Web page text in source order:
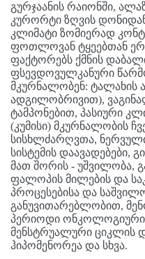
გურჯაანის რაიონში,
კურორტი ზღვის
კლიმატი ზომიერად
ფოთლოვან ტყეებთან
ფაქტორებს ქმნის
ფსევდოვულკანური
მკურნალობენ: ტალახის
ადგილობრივით),
ტამპონებით, პასიური
(კუმისი) მკურნალობის
სისხლძარღვთა,
სისტემის დაავადებები,
მათ შორის - უშვილობა,
ფალოპის მილების და
პროცესებისა და
განუვითარებლობით,
პერიოდი ონკოლოგიური
მენსტრუალური ციკლის
ჰიპომენორეა და სხვა.